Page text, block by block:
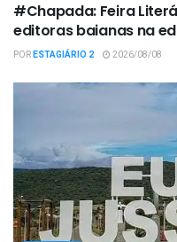
#Chapada: Feira
editoras baianas na
PORESTAGIÁRIO 2 2026/08/08